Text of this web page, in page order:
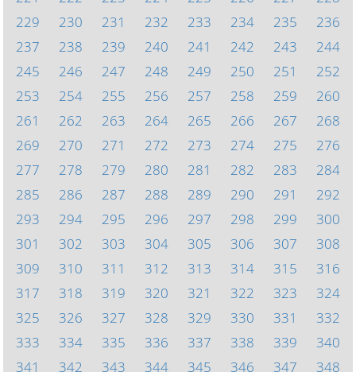
229
230 231 232 233 234 235
236
237
238 239 240 241 242 243
244
245
246 247 248 249 250 251
252
253
254 255 256 257 258 259
260
261
262 263 264 265 266 267
268
269
270 271 272 273 274 275
276
277
278 279 280 281 282 283
284
285
286 287 288 289 290 291
292
293
294 295 296 297 298 299
300
301
302 303 304 305 306 307
308
309
310 311 312 313 314 315
316
317
318 319 320 321 322 323
324
325
326 327 328 329 330 331
332
333
334 335 336 337 338 339
340
341
342 343 344 345 346 347 348